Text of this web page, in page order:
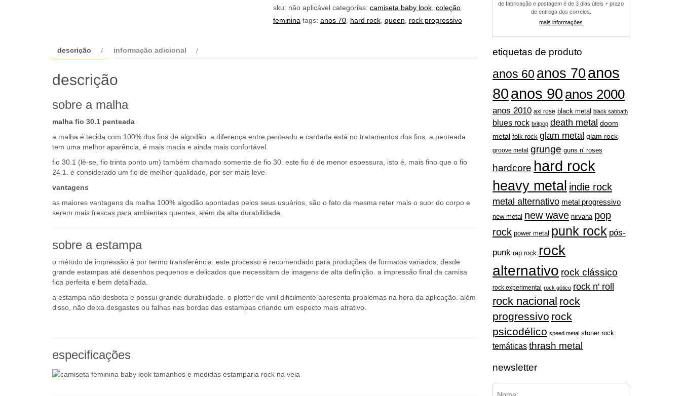
queen
we
you
sku: não aplicável categorias: camiseta baby look, coleção
feminina tags: anos 70, hard rock, queen rock progressivo
descrição informação adicional
descrição
sobre a malha
malha fio 30.1 penteada
a malha é tecida com 100% dos fios de algodão. a diferença entre penteado e cardada está no tratamentos dos fios. a penteada
tem uma melhor aparência, é mais macia e ainda mais confortável.
fio 30.1 (lê-se, fio trinta ponto um) também chamado somente de fio 30. este fio é de menor espessura, isto é, mais fino que o fio
24.1. é considerado um fio de melhor qualidade, por ser mais leve.
vantagens
as maiores vantagens da malha 100% algodão apontadas pelos seus usuários, são o fato da mesma reter mais o suor do corpo e
serem mais frescas para ambientes quentes, além da alta durabilidade.
sobre a estampa
o método de impressão é por termo transferência. este processo é recomendado para produções de formatos variados, desde
grande estampas até desenhos pequenos e delicados que necessitam de imagens de alta definição. a impressão final da camisa
fica perfeita e bem detalhada.
a estampa não desbota e possui grande durabilidade. o plotter de vinil dificilmente apresenta problemas na hora da aplicação. além
disso, não deixa desgastes ou falhas nas bordas das estampas criando um especto mais atrativo.
especificações
de fabricação e postagem é de 3 dias úteis + prazo
de entrega dos correios.
mais informações
etiquetas de produto
anos 60 anos 70 anos
80anos 90 anos 2000
anos 2010 axl rose black metal black sabbath
blues rock britpop death metal doom
metal folk rock glam metal glam rock
groove metal grunge guns n' roses
hardcore hard rock
heavy metal indie rock
metal alternativo metal progressivo
new metal new wave nirvana pop
rock power metal punk rock pós-
punk rap rock rock
alternativo rock clássico
rock experimental rock gótico rock n' roll
rock nacional rock
progressivo rock
psicodélico speed metal stoner rock
temáticas thrash metal
newsletter